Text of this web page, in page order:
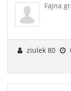
Fajna
ziulek 80